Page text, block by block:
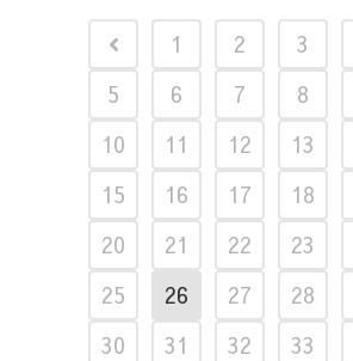
1 2 3
5
6 7 8
10
11 12 13
15
16 17 18
20
21 22 23
25
26 27 28
30
31 32 33